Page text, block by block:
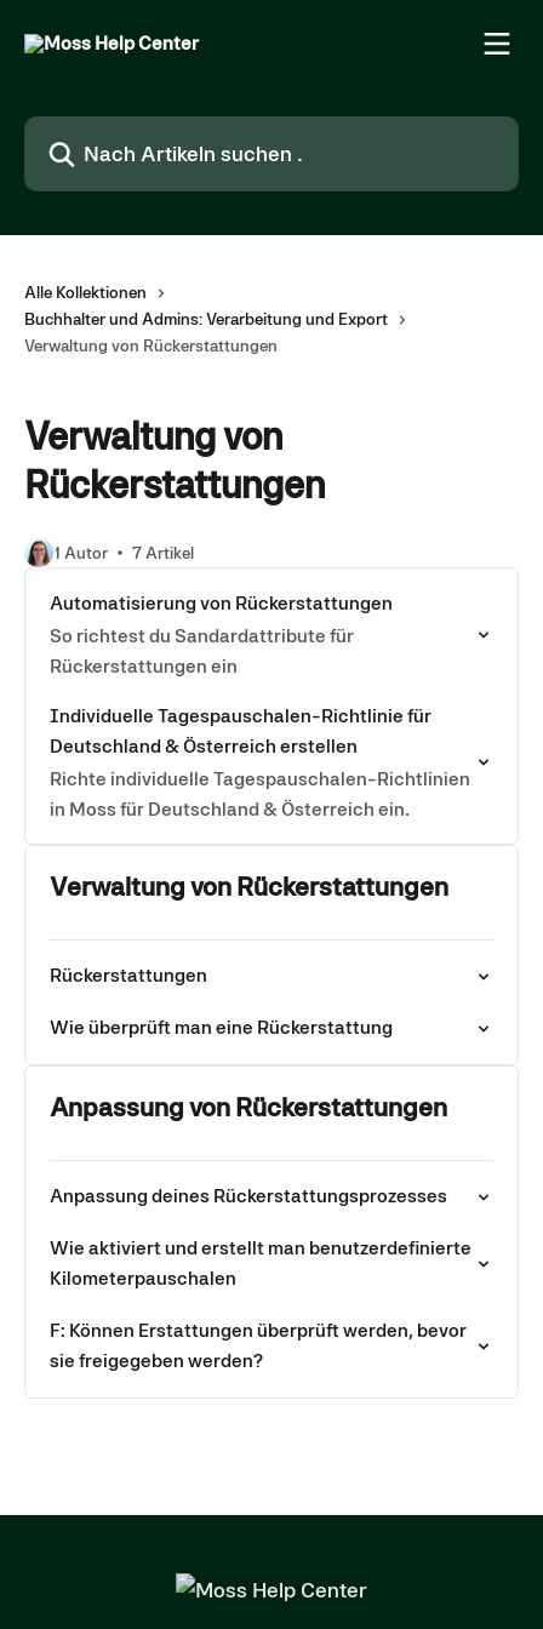
Nach Artikeln suchen …
Alle Kollektionen
Buchhalter und Admins: Verarbeitung und Export
Verwaltung von Rückerstattungen
Verwaltung von
Rückerstattungen
1 Autor 7 Artikel
Automatisierung von Rückerstattungen
So richtest du Sandardattribute für
Rückerstattungen ein
Individuelle Tagespauschalen-Richtlinie für
Deutschland & Österreich erstellen
Richte individuelle Tagespauschalen-Richtlinien
in Moss für Deutschland & Österreich ein.
Verwaltung von Rückerstattungen
Rückerstattungen
Wie überprüft man eine Rückerstattung
Anpassung von Rückerstattungen
Anpassung deines Rückerstattungsprozesses
Wie aktiviert und erstellt man benutzerdefinierte
Kilometerpauschalen
F: Können Erstattungen überprüft werden, bevor
sie freigegeben werden?